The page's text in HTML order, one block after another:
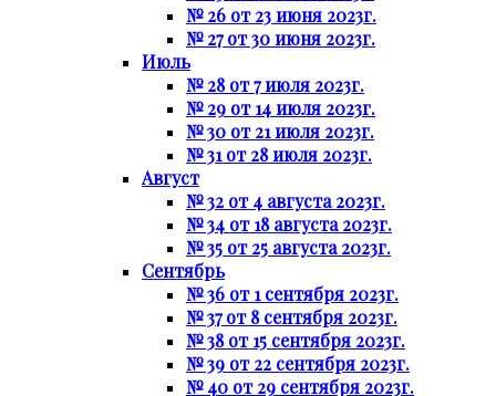
№ 26 от 23 июня 2023г.
№ 27 от 30 июня 2023г.
Июль
№ 28 от 7 июля 2023г.
№ 29 от 14 июля 2023г.
№ 30 от 21 июля 2023г.
№ 31 от 28 июля 2023г.
Август
№ 32 от 4 августа 2023г.
№ 34 от 18 августа 2023г.
№ 35 от 25 августа 2023г.
Сентябрь
№ 36 от 1 сентября 2023г.
№ 37 от 8 сентября 2023г.
№ 38 от 15 сентября 2023г.
№ 39 от 22 сентября 2023г.
№ 40 от 29 сентября 2023г.